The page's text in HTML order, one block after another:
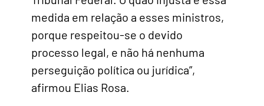
medida em relação a esses ministros,
porque respeitou-se o devido
processo legal, e não há nenhuma
perseguição política ou jurídica”,
afirmou Elias Rosa.